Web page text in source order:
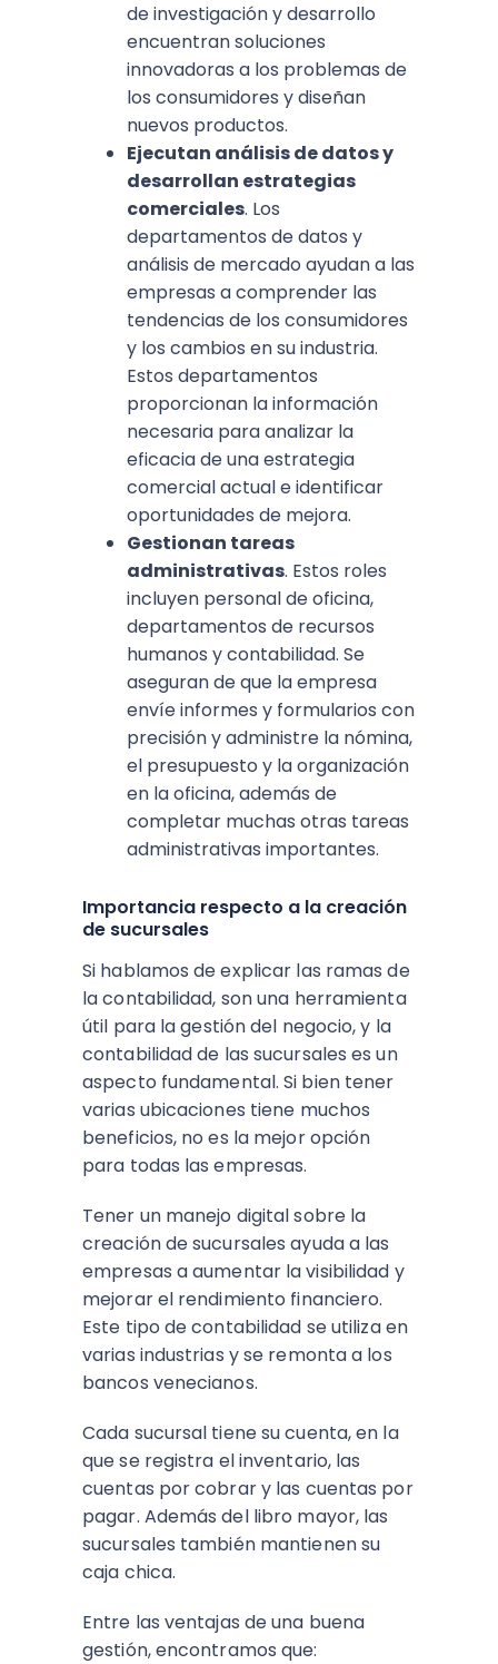
de investigación y desarrollo
encuentran soluciones
innovadoras a los problemas de
los consumidores y diseñan
nuevos productos.
Ejecutan análisis de datos y
desarrollan estrategias
comerciales. Los
departamentos de datos y
análisis de mercado ayudan a las
empresas a comprender las
tendencias de los consumidores
y los cambios en su industria.
Estos departamentos
proporcionan la información
necesaria para analizar la
eficacia de una estrategia
comercial actual e identificar
oportunidades de mejora.
Gestionan tareas
administrativas. Estos roles
incluyen personal de oficina,
departamentos de recursos
humanos y contabilidad. Se
aseguran de que la empresa
envíe informes y formularios con
precisión y administre la nómina,
el presupuesto y la organización
en la oficina, además de
completar muchas otras tareas
administrativas importantes.
Importancia respecto a la creación
de sucursales
Si hablamos de explicar las ramas de
la contabilidad, son una herramienta
útil para la gestión del negocio, y la
contabilidad de las sucursales es un
aspecto fundamental. Si bien tener
varias ubicaciones tiene muchos
beneficios, no es la mejor opción
para todas las empresas.
Tener un manejo digital sobre la
creación de sucursales ayuda a las
empresas a aumentar la visibilidad y
mejorar el rendimiento financiero.
Este tipo de contabilidad se utiliza en
varias industrias y se remonta a los
bancos venecianos.
Cada sucursal tiene su cuenta, en la
que se registra el inventario, las
cuentas por cobrar y las cuentas por
pagar. Además del libro mayor, las
sucursales también mantienen su
caja chica.
Entre las ventajas de una buena
gestión, encontramos que: